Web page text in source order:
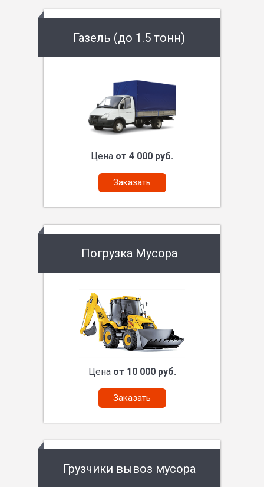
Газель (до 1.5 тонн)
Цена от 4 000 руб.
Заказать
Погрузка Мусора
Цена от 10 000 руб.
Заказать
Грузчики вывоз мусора